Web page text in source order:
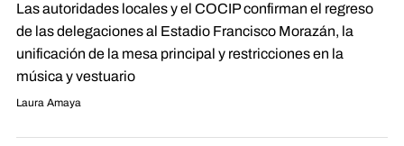
Las autoridades locales y el COCIP confirman el regreso
de las delegaciones al Estadio Francisco Morazán, la
unificación de la mesa principal y restricciones en la
música y vestuario
Laura Amaya